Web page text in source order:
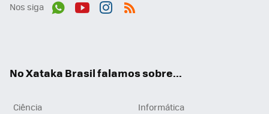
Nos siga
No Xataka Brasil falamos sobre...
Ciência
Informática